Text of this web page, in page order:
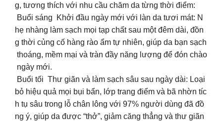
g, tương thích với nhu cầu chăm da từng thời điểm:
Buổi sáng Khởi đầu ngày mới với làn da tươi mát: N
hẹ nhàng làm sạch mọi tạp chất sau một đêm dài, đồn
g thời củng cố hàng rào ẩm tự nhiên, giúp da bạn sạch
thoáng, mềm mại và tràn đầy năng lượng để đón chào
ngày mới.
Buổi tối Thư giãn và làm sạch sâu sau ngày dài: Loại
bỏ hiệu quả mọi bụi bẩn, lớp trang điểm và bã nhờn tíc
h tụ sâu trong lỗ chân lông với 97% người dùng đã đồ
ng ý, giúp da được “thở”, giảm căng thẳng và thư giãn